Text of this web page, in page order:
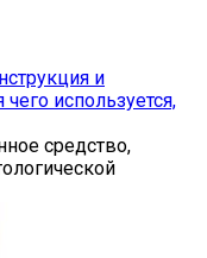
и
используется,
средство,